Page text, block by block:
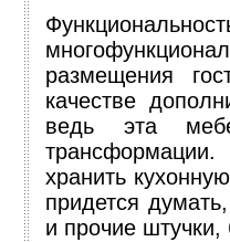
размещения
качестве
ведь эта
хранить
придется
и прочие штучки,